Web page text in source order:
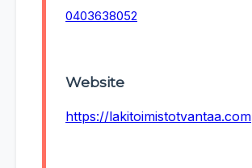
0403638052
Website
https://lakitoimistotvantaa.com